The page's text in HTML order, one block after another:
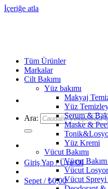
İçeriğe atla
Ara:
Giriş Yap / Üye Ol
Sepet /₺0,00
Tüm Ürünler
Markalar
Cilt Bakımı
Yüz bakımı
Makyaj
Yüz
Serum &
Maske &
Yüz Kremi
Vücut Bakımı
Vücut
Vücut
Vücut